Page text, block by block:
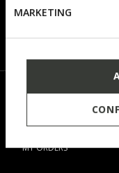
MARKETING
MY ORDERS